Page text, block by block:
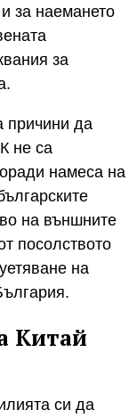
за наемането
за
причини да
не са
намеса на
на външните
посолството
на
Китай
си да